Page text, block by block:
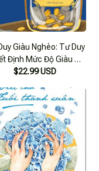
Giàu Nghèo: Tư Duy
Định Mức Độ Giàu Có
Của Bạn _Az
$22.99 USD